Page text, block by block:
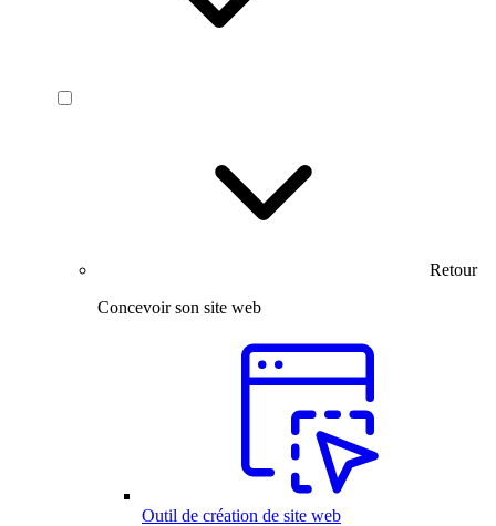
Retour
Concevoir son site web
Outil de création de site web